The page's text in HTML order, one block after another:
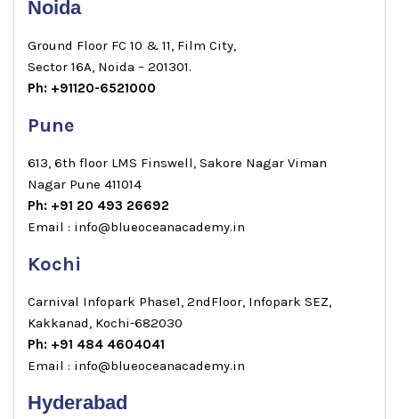
Noida
Ground Floor FC 10 & 11, Film City,
Sector 16A, Noida – 201301.
Ph: +91120-6521000
Pune
613, 6th floor LMS Finswell, Sakore Nagar Viman
Nagar Pune 411014
Ph: +91 20 493 26692
Email : info@blueoceanacademy.in
Kochi
Carnival Infopark Phase1, 2ndFloor, Infopark SEZ,
Kakkanad, Kochi-682030
Ph: +91 484 4604041
Email : info@blueoceanacademy.in
Hyderabad